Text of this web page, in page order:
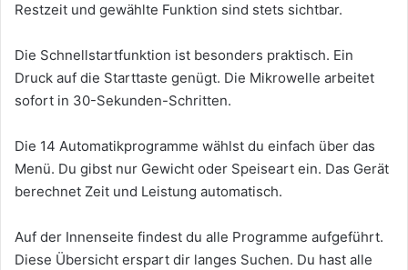
Restzeit und gewählte Funktion sind stets sichtbar.
Die Schnellstartfunktion ist besonders praktisch. Ein
Druck auf die Starttaste genügt. Die Mikrowelle arbeitet
sofort in 30-Sekunden-Schritten.
Die 14 Automatikprogramme wählst du einfach über das
Menü. Du gibst nur Gewicht oder Speiseart ein. Das Gerät
berechnet Zeit und Leistung automatisch.
Auf der Innenseite findest du alle Programme aufgeführt.
Diese Übersicht erspart dir langes Suchen. Du hast alle